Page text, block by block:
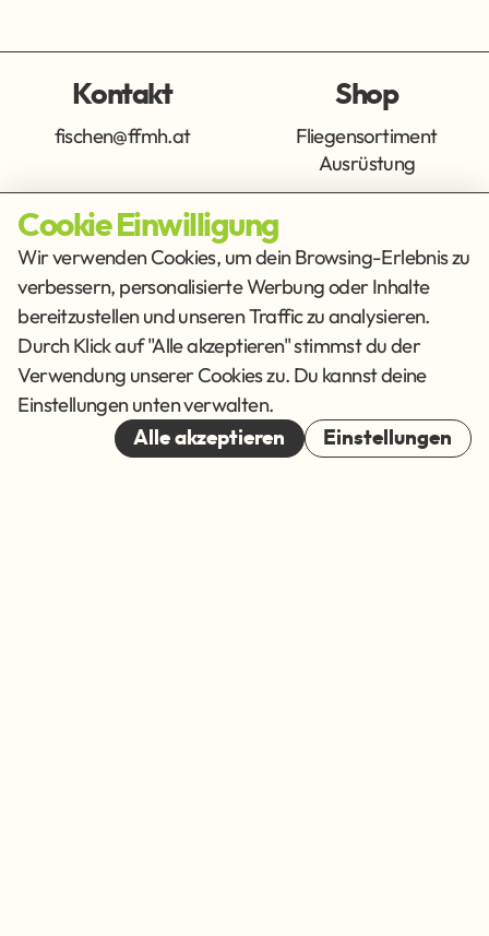
Kontakt
fischen@ffmh.at
Shop
Fliegensortiment
Ausrüstung
Info
Impressum
Datenschutz
AGB
Get Social
© 2026
Cookie Einwilligung
Wir verwenden Cookies, um dein Browsing-Erlebnis zu
verbessern, personalisierte Werbung oder Inhalte
bereitzustellen und unseren Traffic zu analysieren.
Durch Klick auf "Alle akzeptieren" stimmst du der
Verwendung unserer Cookies zu. Du kannst deine
Einstellungen unten verwalten.
Alle akzeptieren Einstellungen